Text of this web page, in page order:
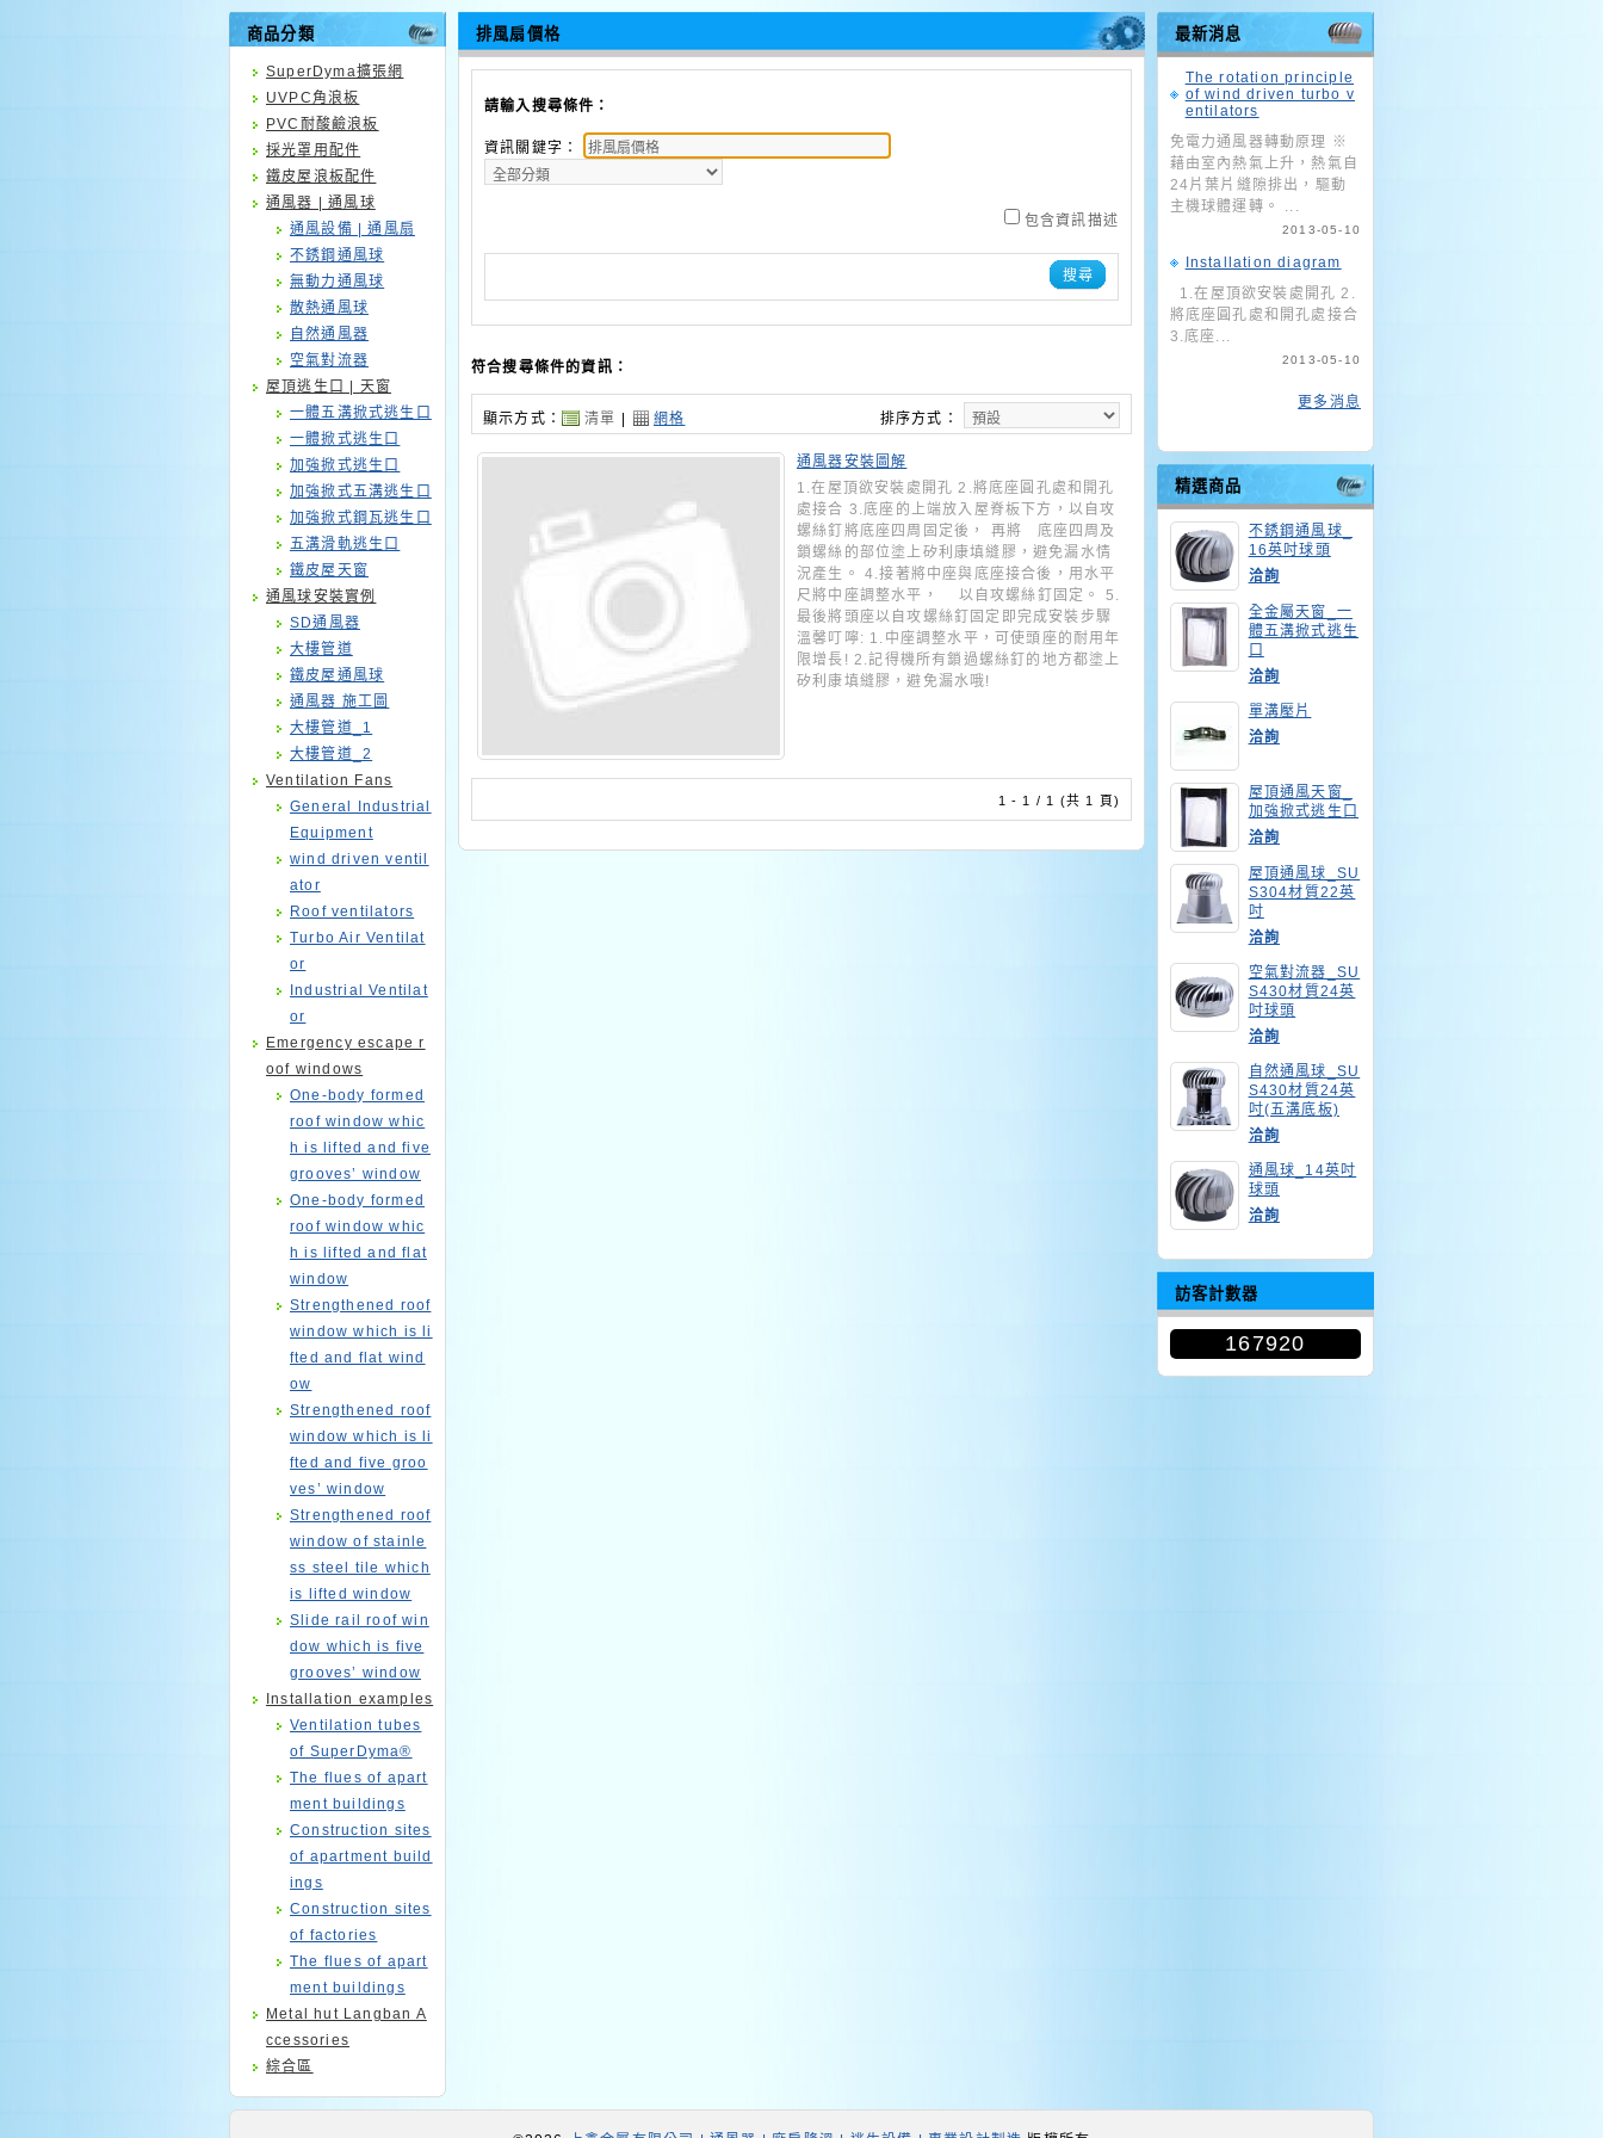
商品分類
SuperDyma擴張網
UVPC角浪板
PVC耐酸鹼浪板
採光罩用配件
鐵皮屋浪板配件
通風器 | 通風球
通風設備 | 通風扇
不銹鋼通風球
無動力通風球
散熱通風球
自然通風器
空氣對流器
屋頂逃生口 | 天窗
一體五溝掀式逃生口
一體掀式逃生口
加強掀式逃生口
加強掀式五溝逃生口
加強掀式鋼瓦逃生口
五溝滑軌逃生口
鐵皮屋天窗
通風球安裝實例
SD通風器
大樓管道
鐵皮屋通風球
通風器 施工圖
大樓管道_1
大樓管道_2
Ventilation Fans
General Industrial
Equipment
wind driven ventil
ator
Roof ventilators
Turbo Air Ventilat
or
Industrial Ventilat
or
Emergency escape r
oof windows
One-body formed
roof window whic
h is lifted and five
grooves’ window
One-body formed
roof window whic
h is lifted and flat
window
Strengthened roof
window which is li
fted and flat wind
ow
Strengthened roof
window which is li
fted and five groo
ves’ window
Strengthened roof
window of stainle
ss steel tile which
is lifted window
Slide rail roof win
dow which is five
grooves’ window
Installation examples
Ventilation tubes
of SuperDyma®
The flues of apart
ment buildings
Construction sites
of apartment build
ings
Construction sites
of factories
The flues of apart
ment buildings
Metal hut Langban A
ccessories
綜合區
最新消息
The rotation principle
of wind driven turbo v
entilators
免電力通風器轉動原理 ※
藉由室內熱氣上升，熱氣自
24片葉片縫隙排出，驅動
主機球體運轉。 ...
2013-05-10
Installation diagram
1.在屋頂欲安裝處開孔 2.
將底座圓孔處和開孔處接合
3.底座...
2013-05-10
更多消息
精選商品
不銹鋼通風球_
16英吋球頭
洽詢
全金屬天窗_一
體五溝掀式逃生
口
洽詢
單溝壓片
洽詢
屋頂通風天窗_
加強掀式逃生口
洽詢
屋頂通風球_SU
S304材質22英
吋
洽詢
空氣對流器_SU
S430材質24英
吋球頭
洽詢
自然通風球_SU
S430材質24英
吋(五溝底板)
洽詢
通風球_14英吋
球頭
洽詢
訪客計數器
167920
排風扇價格
請輸入搜尋條件：
資訊關鍵字：
包含資訊描述
搜尋
符合搜尋條件的資訊：
顯示方式： 清單 網格 排序方式：
通風器安裝圖解
1.在屋頂欲安裝處開孔 2.將底座圓孔處和開孔
處接合 3.底座的上端放入屋脊板下方，以自攻
螺絲釘將底座四周固定後， 再將 底座四周及
鎖螺絲的部位塗上矽利康填縫膠，避免漏水情
況產生。 4.接著將中座與底座接合後，用水平
尺將中座調整水平， 以自攻螺絲釘固定。 5.
最後將頭座以自攻螺絲釘固定即完成安裝步驟
溫馨叮嚀: 1.中座調整水平，可使頭座的耐用年
限增長! 2.記得機所有鎖過螺絲釘的地方都塗上
矽利康填縫膠，避免漏水哦!
1 - 1 / 1 (共 1 頁)